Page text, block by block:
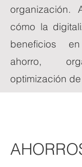
organización.
cómo la
beneficios
ahorro,
optimización